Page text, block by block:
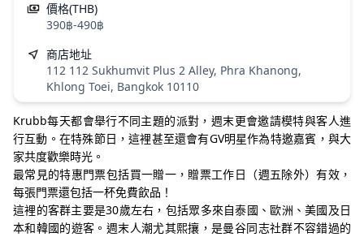
價格(THB)
390฿-490฿
商店地址
112 112 Sukhumvit Plus 2 Alley, Phra Khanong,
Khlong Toei, Bangkok 10110
Krubb每天都會舉行不同主題的派對，週末更會邀請模特與客人進
行互動。在特殊節日，這裡甚至還會有GV明星作為特邀嘉賓，與大
家共度歡樂時光。
最常見的特惠門票包括買一贈一，贈票工作日（週五除外）有效，
每張門票還包括一杯免費飲品！
這裡的客群主要是30歲左右，包括眾多來自泰國、歐洲、美國及日
本和韓國的遊客。週末人潮尤其熙攘，是曼谷同志社群不容錯過的